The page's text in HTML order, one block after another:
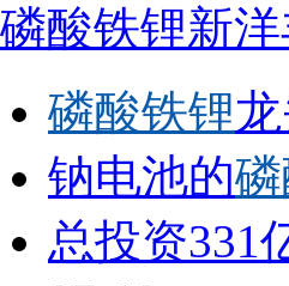
磷酸铁锂新
磷酸铁锂
钠电池的
总投资331